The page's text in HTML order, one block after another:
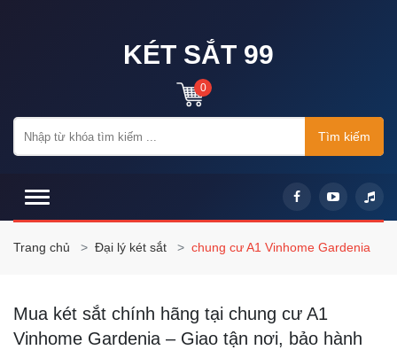
KÉT SẮT 99
0
Tìm kiếm
Trang chủ Đại lý két sắt chung cư A1 Vinhome Gardenia
Mua két sắt chính hãng tại chung cư A1
Vinhome Gardenia – Giao tận nơi, bảo hành